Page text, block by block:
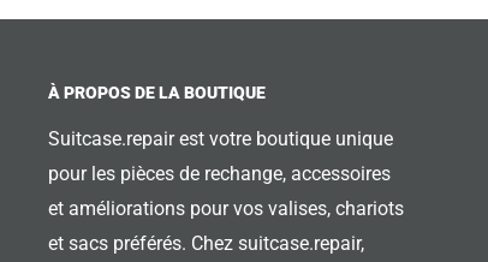
À PROPOS DE LA BOUTIQUE
Suitcase.repair est votre boutique unique
pour les pièces de rechange, accessoires
et améliorations pour vos valises, chariots
et sacs préférés. Chez suitcase.repair,